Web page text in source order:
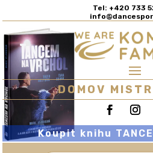
Tel: +420 733
DOMOV
Koupit knihu